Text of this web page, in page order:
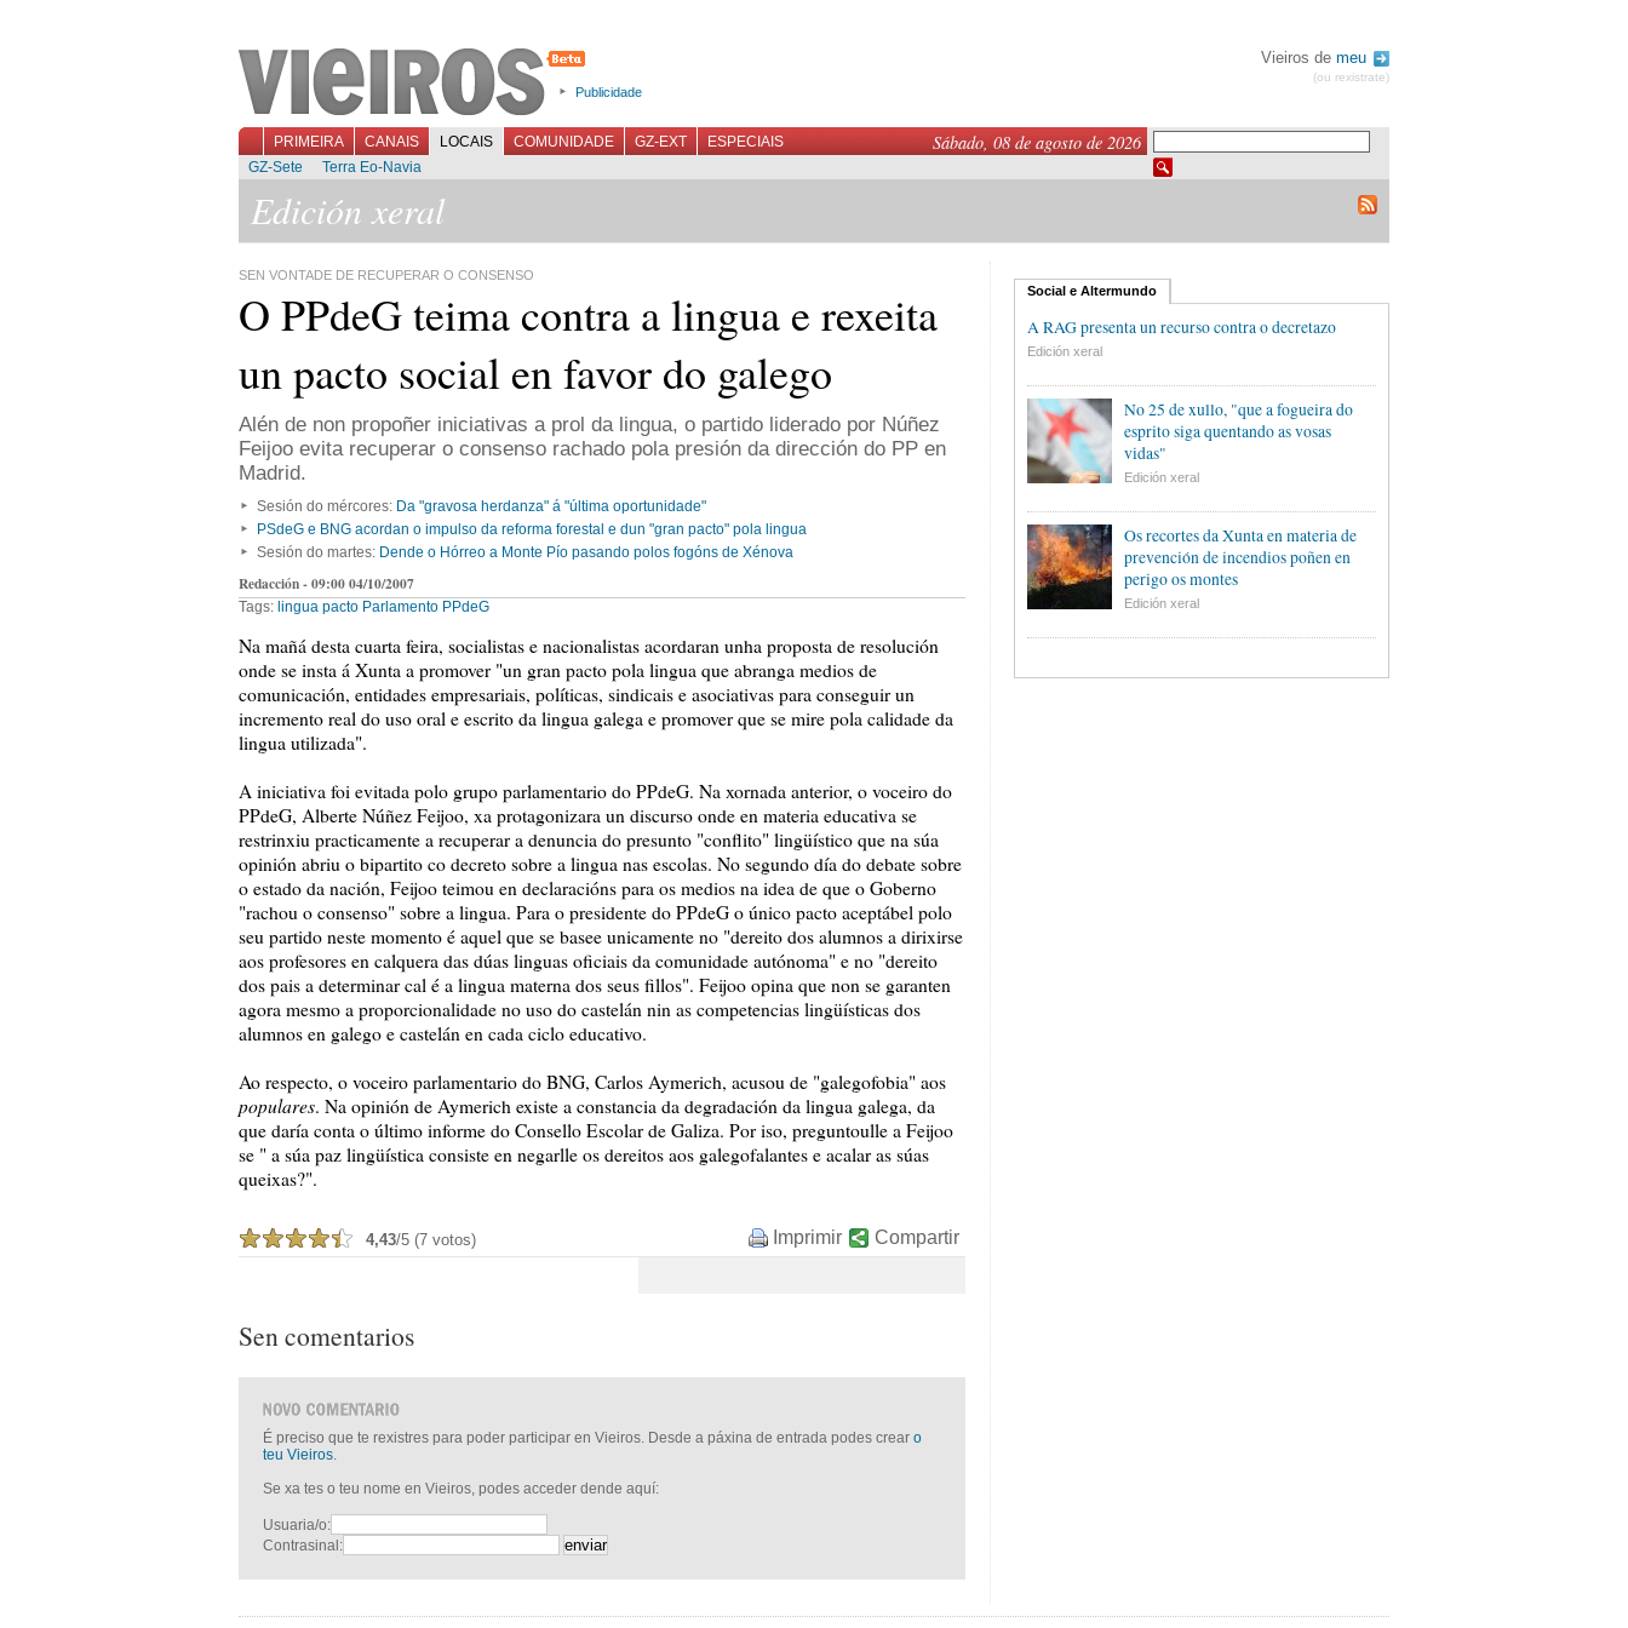
Publicidade
Vieiros de meu
(ou rexistrate)
Sábado, 08 de agosto de 2026
PRIMEIRA CANAIS LOCAIS COMUNIDADE GZ-EXT
ESPECIAIS
GZ-Sete
Terra Eo-Navia
Edición xeral
SEN VONTADE DE RECUPERAR O CONSENSO
O PPdeG teima contra a lingua e rexeita
un pacto social en favor do galego
Alén de non propoñer iniciativas a prol da lingua, o partido liderado por Núñez
Feijoo evita recuperar o consenso rachado pola presión da dirección do PP en
Madrid.
Sesión do mércores: Da "gravosa herdanza" á "última oportunidade"
PSdeG e BNG acordan o impulso da reforma forestal e dun "gran pacto" pola lingua
Sesión do martes: Dende o Hórreo a Monte Pío pasando polos fogóns de Xénova
Redacción - 09:00 04/10/2007
Tags: lingua pacto Parlamento PPdeG
Na mañá desta cuarta feira, socialistas e nacionalistas acordaran unha proposta de resolución
onde se insta á Xunta a promover "un gran pacto pola lingua que abranga medios de
comunicación, entidades empresariais, políticas, sindicais e asociativas para conseguir un
incremento real do uso oral e escrito da lingua galega e promover que se mire pola calidade da
lingua utilizada".
A iniciativa foi evitada polo grupo parlamentario do PPdeG. Na xornada anterior, o voceiro do
PPdeG, Alberte Núñez Feijoo, xa protagonizara un discurso onde en materia educativa se
restrinxiu practicamente a recuperar a denuncia do presunto "conflito" lingüístico que na súa
opinión abriu o bipartito co decreto sobre a lingua nas escolas. No segundo día do debate sobre
o estado da nación, Feijoo teimou en declaracións para os medios na idea de que o Goberno
"rachou o consenso" sobre a lingua. Para o presidente do PPdeG o único pacto aceptábel polo
seu partido neste momento é aquel que se basee unicamente no "dereito dos alumnos a dirixirse
aos profesores en calquera das dúas linguas oficiais da comunidade autónoma" e no "dereito
dos pais a determinar cal é a lingua materna dos seus fillos". Feijoo opina que non se garanten
agora mesmo a proporcionalidade no uso do castelán nin as competencias lingüísticas dos
alumnos en galego e castelán en cada ciclo educativo.
Ao respecto, o voceiro parlamentario do BNG, Carlos Aymerich, acusou de "galegofobia" aos
populares. Na opinión de Aymerich existe a constancia da degradación da lingua galega, da
que daría conta o último informe do Consello Escolar de Galiza. Por iso, preguntoulle a Feijoo
se " a súa paz lingüística consiste en negarlle os dereitos aos galegofalantes e acalar as súas
queixas?".
4,43/5 (7 votos) Compartir
Imprimir
Sen comentarios
É preciso que te rexistres para poder participar en Vieiros. Desde a páxina de entrada podes crear o
teu Vieiros.
Se xa tes o teu nome en Vieiros, podes acceder dende aquí:
Usuaria/o:
Contrasinal:
Social e Altermundo
A RAG presenta un recurso contra o decretazo
Edición xeral
No 25 de xullo, "que a fogueira do
esprito siga quentando as vosas
vidas"
Edición xeral
Os recortes da Xunta en materia de
prevención de incendios poñen en
perigo os montes
Edición xeral